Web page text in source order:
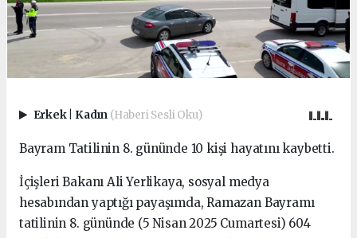
Erkek Kadın (Haberi Sesli Oku)
Bayram Tatilinin 8. gününde 10 kişi hayatını kaybetti.
İçişleri Bakanı Ali Yerlikaya, sosyal medya
hesabından yaptığı payaşımda, Ramazan Bayramı
tatilinin 8. gününde (5 Nisan 2025 Cumartesi) 604